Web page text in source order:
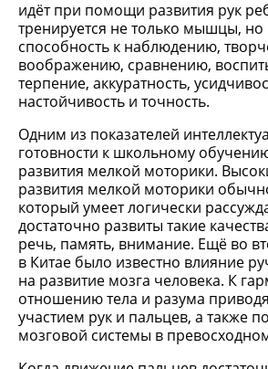
идёт при помощи развития рук
тренируется не только мышцы, но
способность к наблюдению,
воображению, сравнению,
терпение, аккуратность,
настойчивость и точность.
Одним из показателей
готовности к школьному
развития мелкой моторики.
развития мелкой моторики
который умеет логически
достаточно развиты такие
речь, память, внимание. Ещё во
в Китае было известно влияние
на развитие мозга человека. К
отношению тела и разума
участием рук и пальцев, а также
мозговой системы в